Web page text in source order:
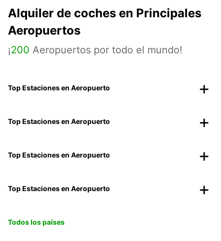
Alquiler de coches en Principales
Aeropuertos
¡200 Aeropuertos por todo el mundo!
Top Estaciones en Aeropuerto
Top Estaciones en Aeropuerto
Top Estaciones en Aeropuerto
Top Estaciones en Aeropuerto
Todos los países